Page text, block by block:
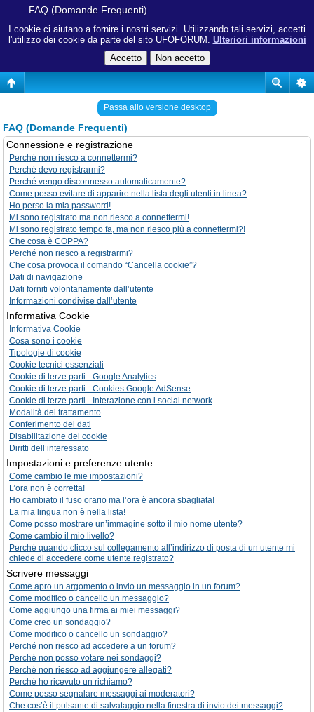
I cookie ci aiutano a fornire i nostri servizi. Utilizzando tali servizi, accetti
l'utilizzo dei cookie da parte del sito UFOFORUM. Ulteriori informazioni
FAQ (Domande Frequenti)
Passa allo versione desktop
FAQ (Domande Frequenti)
Connessione e registrazione
Perché non riesco a connettermi?
Perché devo registrarmi?
Perché vengo disconnesso automaticamente?
Come posso evitare di apparire nella lista degli utenti in linea?
Ho perso la mia password!
Mi sono registrato ma non riesco a connettermi!
Mi sono registrato tempo fa, ma non riesco più a connettermi?!
Che cosa è COPPA?
Perché non riesco a registrarmi?
Che cosa provoca il comando “Cancella cookie”?
Dati di navigazione
Dati forniti volontariamente dall’utente
Informazioni condivise dall’utente
Informativa Cookie
Informativa Cookie
Cosa sono i cookie
Tipologie di cookie
Cookie tecnici essenziali
Cookie di terze parti - Google Analytics
Cookie di terze parti - Cookies Google AdSense
Cookie di terze parti - Interazione con i social network
Modalità del trattamento
Conferimento dei dati
Disabilitazione dei cookie
Diritti dell’interessato
Impostazioni e preferenze utente
Come cambio le mie impostazioni?
L’ora non è corretta!
Ho cambiato il fuso orario ma l’ora è ancora sbagliata!
La mia lingua non è nella lista!
Come posso mostrare un’immagine sotto il mio nome utente?
Come cambio il mio livello?
Perché quando clicco sul collegamento all’indirizzo di posta di un utente mi
chiede di accedere come utente registrato?
Scrivere messaggi
Come apro un argomento o invio un messaggio in un forum?
Come modifico o cancello un messaggio?
Come aggiungo una firma ai miei messaggi?
Come creo un sondaggio?
Come modifico o cancello un sondaggio?
Perché non riesco ad accedere a un forum?
Perché non posso votare nei sondaggi?
Perché non riesco ad aggiungere allegati?
Perché ho ricevuto un richiamo?
Come posso segnalare messaggi ai moderatori?
Che cos’è il pulsante di salvataggio nella finestra di invio dei messaggi?